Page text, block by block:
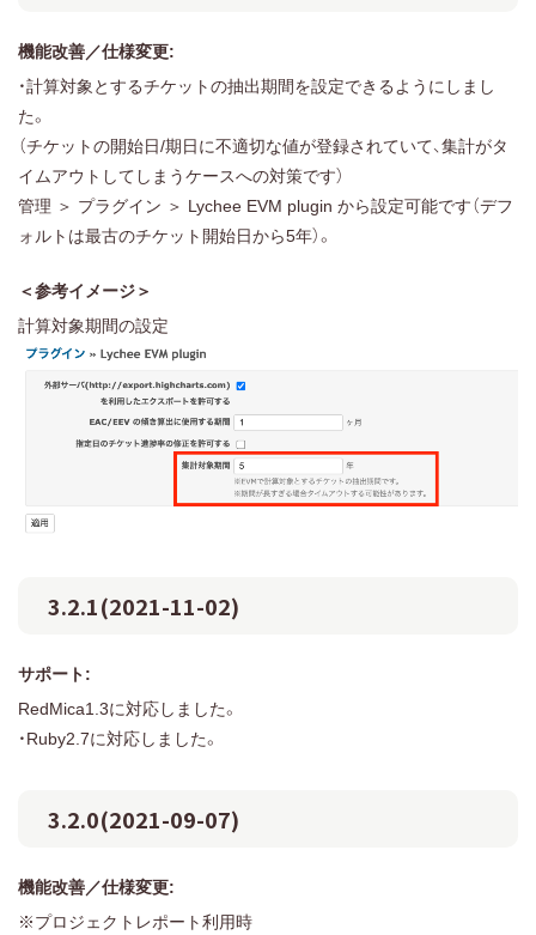
機能改善／仕様変更:
・計算対象とするチケットの抽出期間を設定できるようにしまし
た。
（チケットの開始日/期日に不適切な値が登録されていて、集計がタ
イムアウトしてしまうケースへの対策です）
管理 ＞ プラグイン ＞ Lychee EVM plugin から設定可能です（デフ
ォルトは最古のチケット開始日から5年）。
＜参考イメージ＞
計算対象期間の設定
3.2.1(2021-11-02)
サポート:
RedMica1.3に対応しました。
・Ruby2.7に対応しました。
3.2.0(2021-09-07)
機能改善／仕様変更:
※プロジェクトレポート利用時